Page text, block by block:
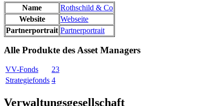
Name
Rothschild & Co
Website
Webseite
Partnerportrait Partnerportrait
Alle Produkte des Asset Managers
VV-Fonds
23
Strategiefonds 4
Verwaltungsgesellschaft